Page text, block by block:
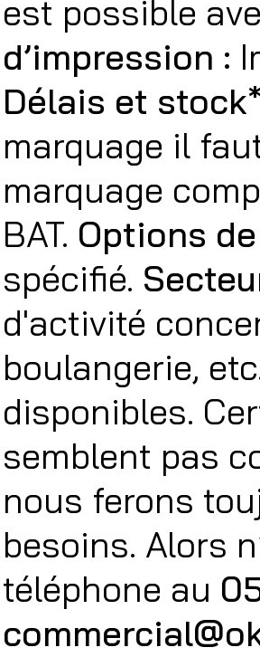
est possible
d’impression :
Délais et
marquage il
marquage
BAT. Options
spécifié.
d'activité
boulangerie,
disponibles.
semblent pas
nous ferons
besoins. Alors
téléphone au